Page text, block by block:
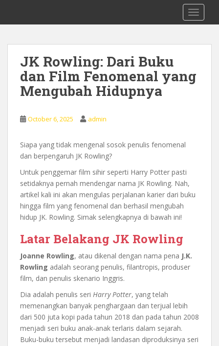
i
0878 8705 9305 Kursus Bahasa Inggis
dari Dasar Untuk Pemula Mataram
JK Rowling: Dari Buku
dan Film Fenomenal yang
Mengubah Hidupnya
October 6, 2025 admin
Siapa yang tidak mengenal sosok penulis fenomenal
dan berpengaruh JK Rowling?
Untuk penggemar film sihir seperti Harry Potter pasti
setidaknya pernah mendengar nama JK Rowling. Nah,
artikel kali ini akan mengulas perjalanan karier dari buku
hingga film yang fenomenal dan berhasil mengubah
hidup JK. Rowling. Simak selengkapnya di bawah ini!
Latar Belakang JK Rowling
Joanne Rowling, atau dikenal dengan nama pena J.K.
Rowling adalah seorang penulis, filantropis, produser
film, dan penulis skenario Inggris.
Dia adalah penulis seri Harry Potter, yang telah
memenangkan banyak penghargaan dan terjual lebih
dari 500 juta kopi pada tahun 2018 dan pada tahun 2008
menjadi seri buku anak-anak terlaris dalam sejarah.
Buku-buku tersebut menjadi landasan diproduksinya seri